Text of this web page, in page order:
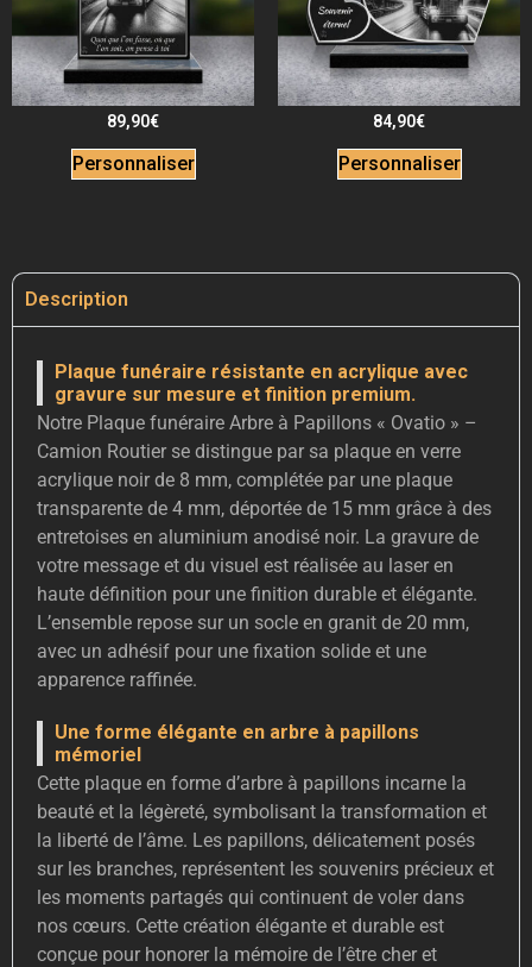
89,90€
Personnaliser
84,90€
Personnaliser
Description
Plaque funéraire résistante en acrylique avec
gravure sur mesure et finition premium.
Notre Plaque funéraire Arbre à Papillons « Ovatio » –
Camion Routier se distingue par sa plaque en verre
acrylique noir de 8 mm, complétée par une plaque
transparente de 4 mm, déportée de 15 mm grâce à des
entretoises en aluminium anodisé noir. La gravure de
votre message et du visuel est réalisée au laser en
haute définition pour une finition durable et élégante.
L’ensemble repose sur un socle en granit de 20 mm,
avec un adhésif pour une fixation solide et une
apparence raffinée.
Une forme élégante en arbre à papillons
mémoriel
Cette plaque en forme d’arbre à papillons incarne la
beauté et la légèreté, symbolisant la transformation et
la liberté de l’âme. Les papillons, délicatement posés
sur les branches, représentent les souvenirs précieux et
les moments partagés qui continuent de voler dans
nos cœurs. Cette création élégante et durable est
conçue pour honorer la mémoire de l’être cher et